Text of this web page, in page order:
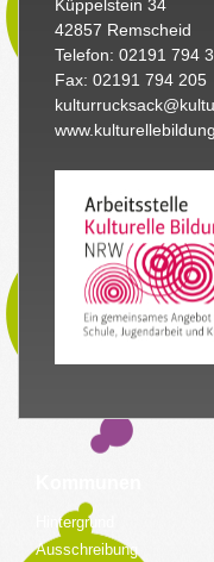
Küppelstein 34
42857 Remscheid
Telefon: 02191 794
Fax: 02191 794 205
Hintergrund
Ausschreibung